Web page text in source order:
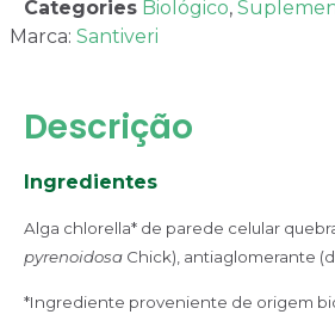
Categories Biológico,
Marca: Santiveri
Descrição
Ingredientes
Alga chlorella* de parede celular
pyrenoidosa Chick), antiaglomerante
*Ingrediente proveniente de origem